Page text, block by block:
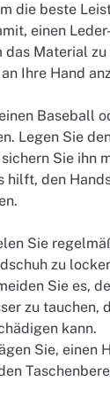
die beste
einen
das Material
Ihre Hand
Baseball
Legen Sie
Sie ihn
hilft, den
Sie
zu
Sie es,
zu tauchen,
kann.
Sie, einen